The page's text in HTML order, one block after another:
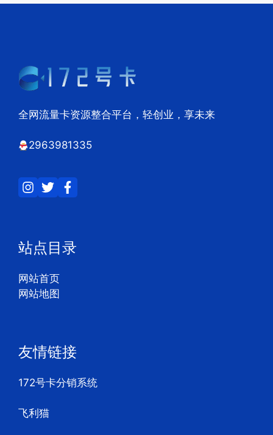
全网流量卡资源整合平台，轻创业，享未来
2963981335
站点目录
网站首页
网站地图
友情链接
172号卡分销系统
飞利猫